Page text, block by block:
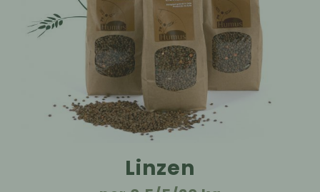
Linzen